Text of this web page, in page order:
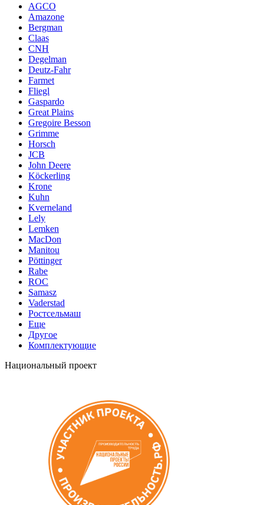
AGCO
Amazone
Bergman
Claas
CNH
Degelman
Deutz-Fahr
Farmet
Fliegl
Gaspardo
Great Plains
Gregoire Besson
Grimme
Horsch
JCB
John Deere
Köckerling
Krone
Kuhn
Kverneland
Lely
Lemken
MacDon
Manitou
Pöttinger
Rabe
ROC
Samasz
Vaderstad
Ростсельмаш
Еще
Другое
Комплектующие
Национальный проект